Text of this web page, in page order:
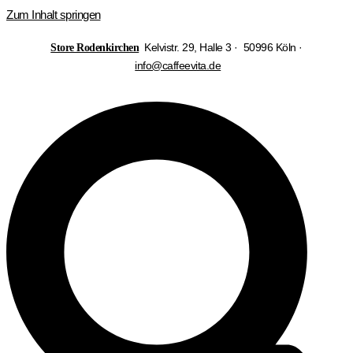
Zum Inhalt springen
Store Rodenkirchen Kelvistr. 29, Halle 3 · 50996 Köln ·
info@caffeevita.de